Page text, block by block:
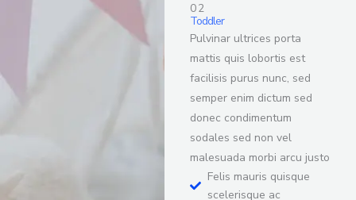
02
Toddler
Pulvinar ultrices porta
mattis quis lobortis est
facilisis purus nunc, sed
semper enim dictum sed
donec condimentum
sodales sed non vel
malesuada morbi arcu justo
Felis mauris quisque
scelerisque ac